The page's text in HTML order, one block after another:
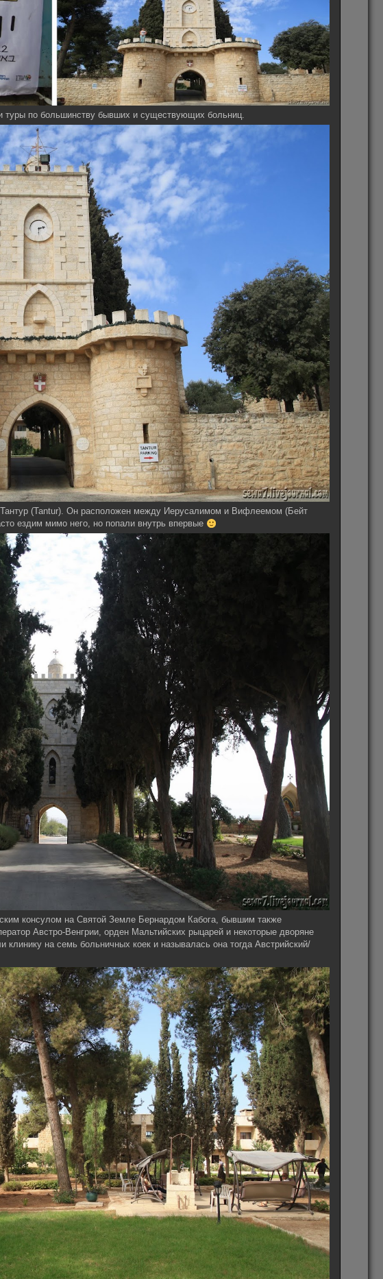
туры по большинству бывших и существующих больниц.
(Tantur). Он расположен между Иерусалимом и Вифлеемом (Бейт
ездим мимо него, но попали внутрь впервые
консулом на Святой Земле Бернардом Кабога, бывшим также
Австро-Венгрии, орден Мальтийских рыцарей и некоторые дворяне
клинику на семь больничных коек и называлась она тогда Австрийский/